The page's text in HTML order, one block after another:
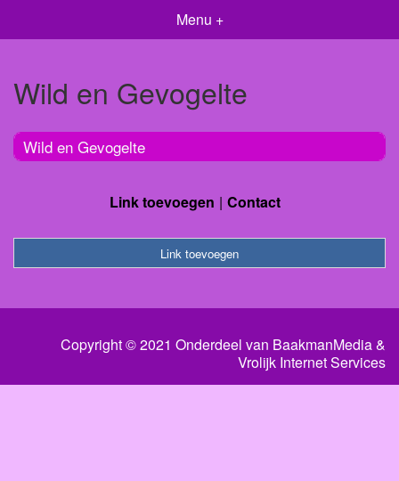
Menu +
Wild en Gevogelte
Wild en Gevogelte
Link toevoegen Contact
Link toevoegen
Copyright © 2021 Onderdeel van BaakmanMedia&
Vrolijk Internet Services